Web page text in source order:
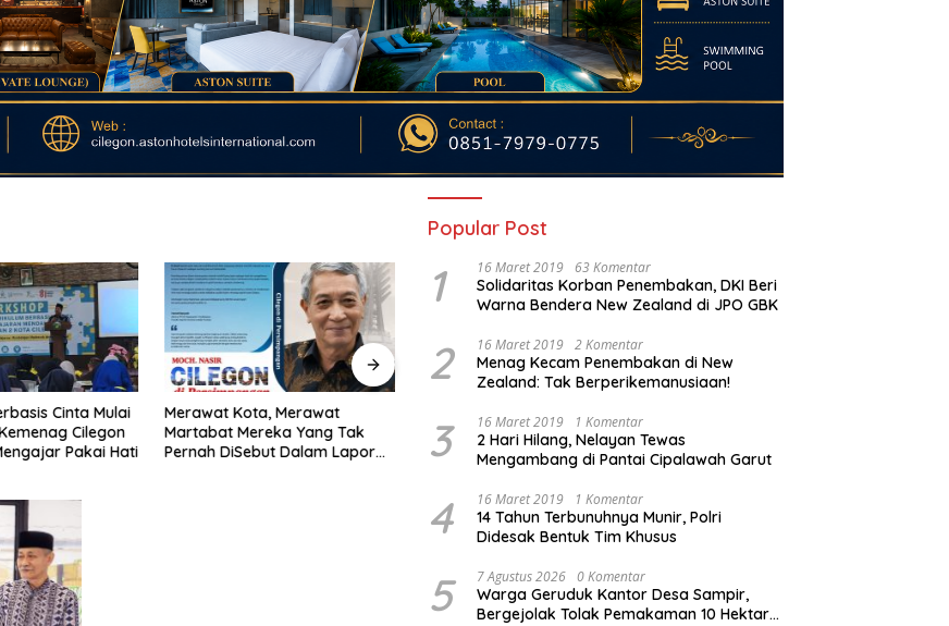
Cinta Mulai
Cilegon
Pakai Hati
Merawat Kota, Merawat
Martabat Mereka Yang Tak
Pernah DiSebut Dalam Laporan
KUA-PPAS Perubahan 2026
Mulai Dibahas, Robinsar
Pasang Rem Defisit, DPRD
Diminta Tak Sekadar Jadi
Stempel Anggaran
Pelabuhan: Membaca Beban
Operasional Tugboat PT PCM di
Tengah Kenaikan Harga BBM
Popular Post
1 16 Maret 2019 63 Komentar
Solidaritas Korban Penembakan, DKI Beri
Warna Bendera New Zealand di JPO GBK
2 16 Maret 2019 2 Komentar
Menag Kecam Penembakan di New
Zealand: Tak Berperikemanusiaan!
3 16 Maret 2019 1 Komentar
2 Hari Hilang, Nelayan Tewas
Mengambang di Pantai Cipalawah Garut
4 16 Maret 2019 1 Komentar
14 Tahun Terbunuhnya Munir, Polri
Didesak Bentuk Tim Khusus
5 7 Agustus 2026 0 Komentar
Warga Geruduk Kantor Desa Sampir,
Bergejolak Tolak Pemakaman 10 Hektare,